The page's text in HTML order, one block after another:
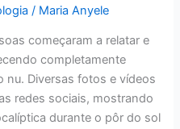
/ Maria Anyele
começaram a relatar e
completamente
nu. Diversas fotos e vídeos
redes sociais, mostrando
durante o pôr do sol